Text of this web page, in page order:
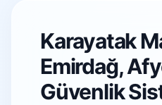
Karayatak
Emirdağ,
Güvenlik